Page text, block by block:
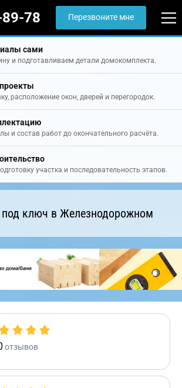
78 Перезвоните мне
сами
и подготавливаем детали домокомплекта.
расположение окон, дверей и перегородок.
и состав работ до окончательного расчёта.
участка и последовательность этапов.
ключ в Железнодорожном
отзывов